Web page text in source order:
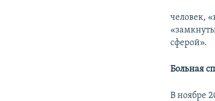
человек,
сферой».
Больная
В ноябре